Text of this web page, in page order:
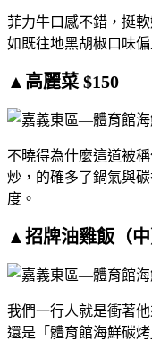
菲力牛口感不錯，挺
如既往地黑胡椒口味偏
▲高麗菜 $150
不曉得為什麼這道被
炒，的確多了鍋氣與
度。
▲招牌油雞飯（中
我們一行人就是衝著
還是「體育館海鮮碳